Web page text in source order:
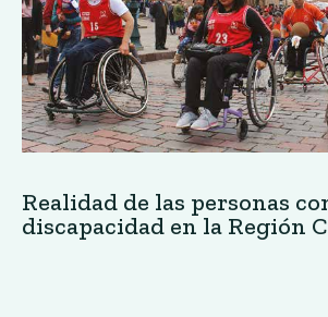
Realidad de las personas
discapacidad en la Región